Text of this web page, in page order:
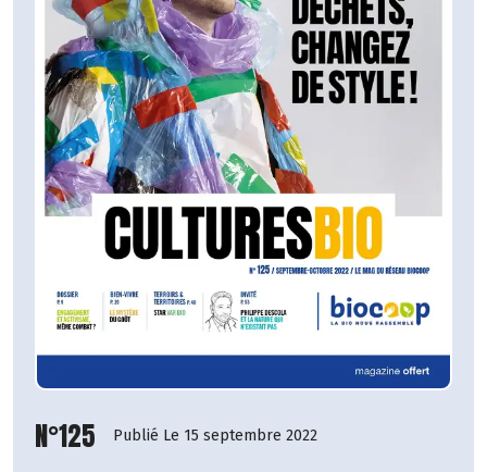
N°125 Publié Le 15 septembre 2022